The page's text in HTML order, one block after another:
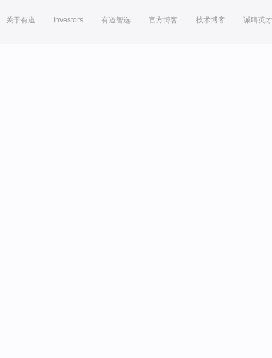
关于有道 Investors 有道智选 官方博客 技术博客 诚聘英才